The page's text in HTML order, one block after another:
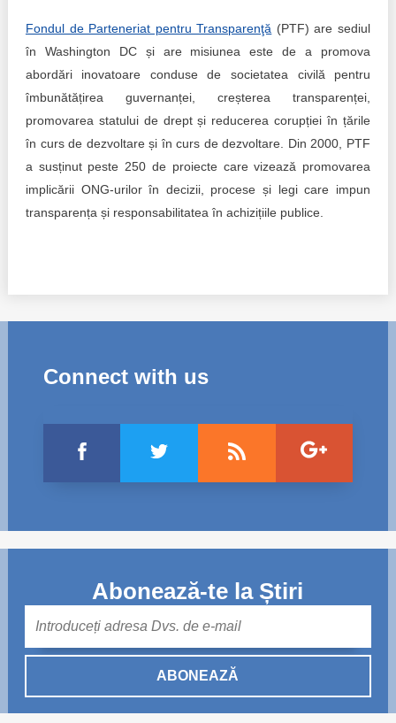
Fondul de Parteneriat pentru Transparenţă (PTF) are sediul
în Washington DC și are misiunea este de a promova
abordări inovatoare conduse de societatea civilă pentru
îmbunătățirea guvernanței, creșterea transparenței,
promovarea statului de drept și reducerea corupției în țările
în curs de dezvoltare și în curs de dezvoltare. Din 2000, PTF
a susținut peste 250 de proiecte care vizează promovarea
implicării ONG-urilor în decizii, procese și legi care impun
transparența și responsabilitatea în achizițiile publice.
Connect with us
Abonează-te la Știri
ABONEAZĂ